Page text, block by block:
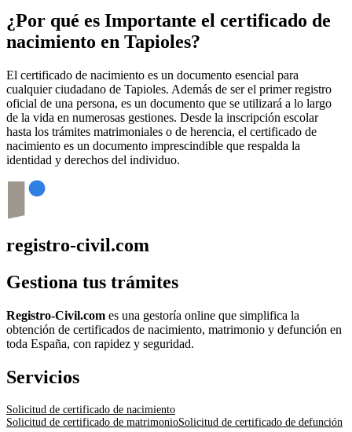
¿Por qué es Importante el certificado de
nacimiento en Tapioles?
El certificado de nacimiento es un documento esencial para
cualquier ciudadano de Tapioles. Además de ser el primer registro
oficial de una persona, es un documento que se utilizará a lo largo
de la vida en numerosas gestiones. Desde la inscripción escolar
hasta los trámites matrimoniales o de herencia, el certificado de
nacimiento es un documento imprescindible que respalda la
identidad y derechos del individuo.
registro-civil.com
Gestiona tus trámites
Registro-Civil.com es una gestoría online que simplifica la
obtención de certificados de nacimiento, matrimonio y defunción en
toda España, con rapidez y seguridad.
Servicios
Solicitud de certificado de nacimiento
Solicitud de certificado de matrimonioSolicitud de certificado de defunción